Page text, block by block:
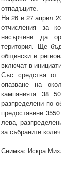
отпадъците.
На 26 и 27 април
отчисления за
насърчени да
територия. Ще
общински и
включат в
Със средства от
опазване на
кампанията 38
разпределени по
предоставени
лева,
за събраните
Снимка: Искра